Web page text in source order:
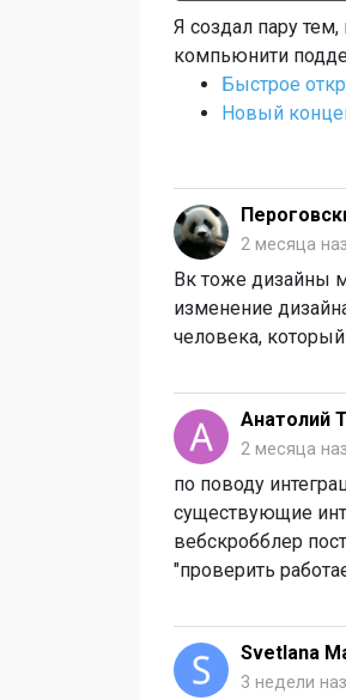
Я создал пару
компьюнити
Быстрое
Новый
2 месяца
Вк тоже дизайны
изменение
человека,
Анатолий
2 месяца
по поводу
существующие
вебскробблер
"проверить
Svetlana
3 недели